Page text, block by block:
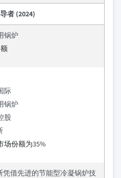
者 (2024)
锅炉
际
锅炉
股
场份额为35%
凭借先进的节能型冷凝锅炉技